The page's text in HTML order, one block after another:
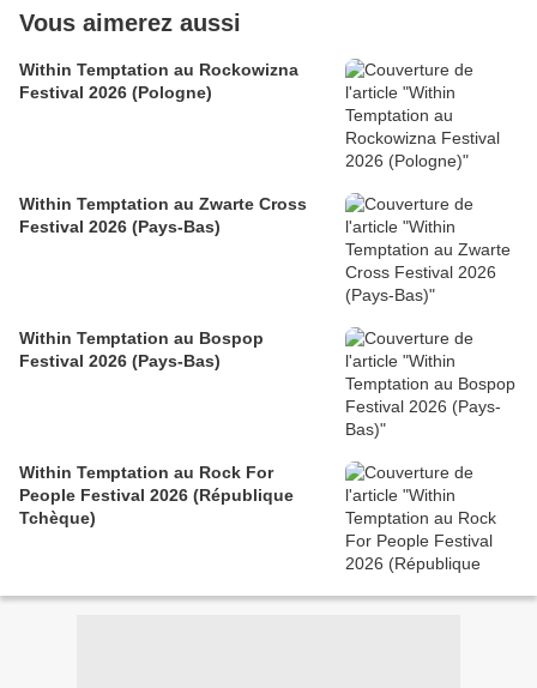
Vous aimerez aussi
Within Temptation au Rockowizna
Festival 2026 (Pologne)
Within Temptation au Zwarte Cross
Festival 2026 (Pays-Bas)
Within Temptation au Bospop
Festival 2026 (Pays-Bas)
Within Temptation au Rock For
People Festival 2026 (République
Tchèque)